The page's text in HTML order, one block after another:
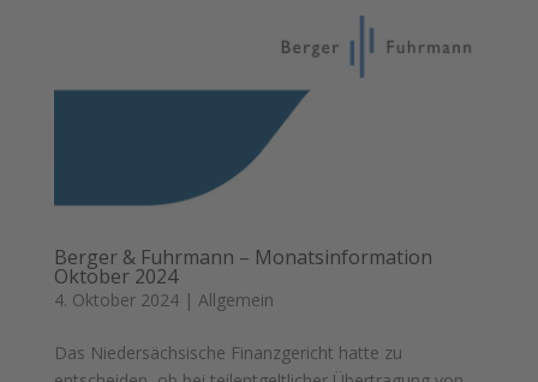
Berger & Fuhrmann – Monatsinformation
Oktober 2024
4. Oktober 2024| Allgemein
Das Niedersächsische Finanzgericht hatte zu